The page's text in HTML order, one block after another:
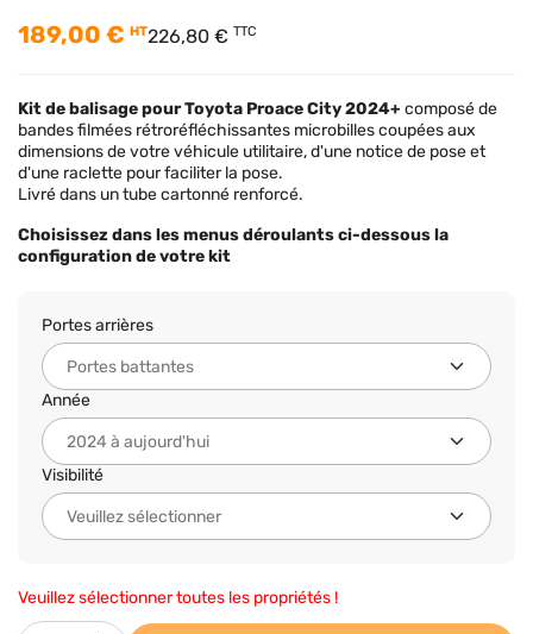
189,00 € HT226,80 € TTC
Kit de balisage pour Toyota Proace City 2024+ composé de
bandes filmées rétroréfléchissantes microbilles coupées aux
dimensions de votre véhicule utilitaire, d'une notice de pose et
d'une raclette pour faciliter la pose.
Livré dans un tube cartonné renforcé.
Choisissez dans les menus déroulants ci-dessous la
configuration de votre kit
Portes arrières
Année
Visibilité
Veuillez sélectionner toutes les propriétés !